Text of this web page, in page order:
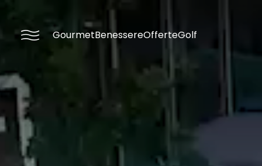
GourmetBenessereOfferteGolf